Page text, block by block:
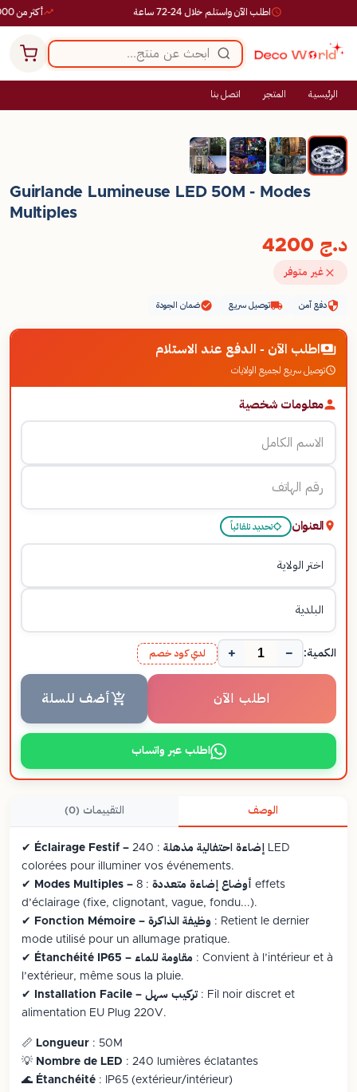
أكثر من 10,000 طلب ناجح اطلب الآن واستلم خلال 24-72 ساعة
الرئيسية المتجر اتصل بنا
Guirlande Lumineuse LED 50M - Modes
Multiples
د.ج
غير متوفر
دفع آمن توصيل سريع ضمان الجودة
اطلب الآن - الدفع عند الاستلام
توصيل سريع لجميع الولايات
معلومات شخصية
العنوان تحديد تلقائياً
الكمية: −
+ لدي كود خصم
اطلب الآن أضف للسلة
اطلب عبر واتساب
الوصف التقييمات (0)
✔ Éclairage Festif – إضاءة احتفالية مذهلة
: 240 LED
colorées pour illuminer vos événements.
✔
Modes Multiples – أوضاع إضاءة متعددة
: 8 effets
d’éclairage (fixe, clignotant, vague, fondu...).
✔
Fonction Mémoire – وظيفة الذاكرة : Retient le dernier
mode utilisé pour un allumage pratique.
✔
Étanchéité IP65 – مقاومة للماء : Convient à l’intérieur et à
l’extérieur, même sous la pluie.
✔
Installation Facile – تركيب سهل : Fil noir discret et
alimentation EU Plug 220V.
📏 Longueur : 50M
💡 Nombre de LED : 240 lumières éclatantes
🌊 Étanchéité : IP65 (extérieur/intérieur)